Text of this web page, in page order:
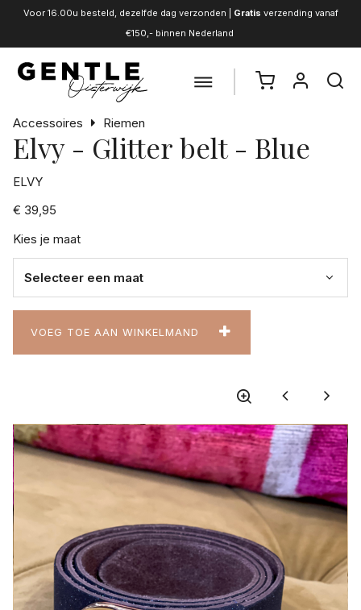
Voor 16.00u besteld, dezelfde dag verzonden | Gratis verzending vanaf
€150,- binnen Nederland
Accessoires Riemen
Elvy - Glitter belt - Blue
ELVY
€ 39,95
Kies je maat
VOEG TOE AAN WINKELMAND